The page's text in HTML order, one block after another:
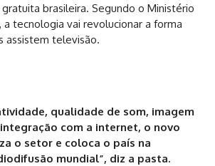
brasileira. Segundo o Ministério
a tecnologia vai revolucionar a forma
assistem televisão.
qualidade de som, imagem
com a internet, o novo
o setor e coloca o país na
mundial”, diz a pasta.